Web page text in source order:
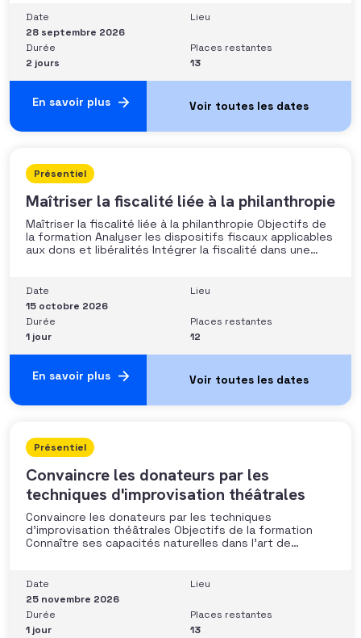
parties prenantes• Construire un argumentaire
personnalisé et piloter le parcours
Date
28 septembre 2026
Lieu
Durée
2 jours
Places restantes
13
En savoir plus
Présentiel
Maîtriser la fiscalité liée à la philanthropie
Maîtriser la fiscalité liée à la philanthropie Objectifs de
la formation Analyser les dispositifs fiscaux applicables
aux dons et libéralités Intégrer la fiscalité dans une
situations nécessitant un arbitrage juridique
Compétences et aptitudes Comprendre les régimes
Date
15 octobre 2026
Lieu
Durée
1 jour
Places restantes
12
En savoir plus
Présentiel
Convaincre les donateurs par les
techniques d'improvisation théâtrales
Convaincre les donateurs par les techniques
d’improvisation théâtrales Objectifs de la formation
Connaître ses capacités naturelles dans l’art de
conviction et sur quoi elle se fonde (mots, attitude, …),
quelle est sa situation de
Date
25 novembre 2026
Lieu
Durée
1 jour
Places restantes
13